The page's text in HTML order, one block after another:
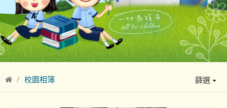
校園相簿 篩選